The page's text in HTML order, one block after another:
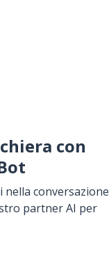
con
nella conversazione
partner AI per